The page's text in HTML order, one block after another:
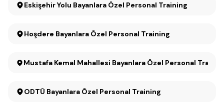
Eskişehir Yolu Bayanlara Özel Personal Training
Hoşdere Bayanlara Özel Personal Training
Mustafa Kemal Mahallesi Bayanlara Özel Personal
ODTÜ Bayanlara Özel Personal Training